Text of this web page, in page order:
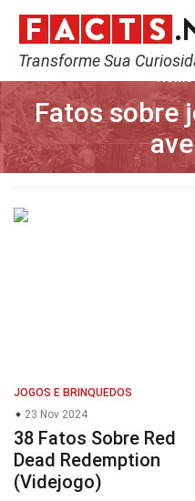
Transforme Sua
Fatos sobre
JOGOS E BRINQUEDOS
23 Nov 2024
38 Fatos Sobre Red
Dead Redemption
(Videjogo)